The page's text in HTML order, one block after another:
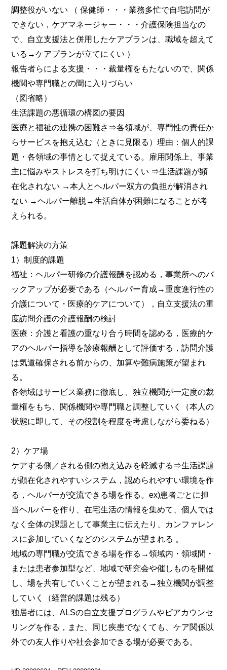
調整役がいない （ 保健師・・・業務多忙で自宅訪問が
できない，ケアマネージャー・・・介護保険担当なの
で、自立支援法と併用したケアプランは、職域を超えて
いる→ケアプランが立てにくい ）
報告者らによる支援・・・裁量権をもたないので、関係
機関や専門職との間に入りづらい
（図省略）
生活課題の悪循環の構図の要因
医療と福祉の連携の困難さ⇒各領域が、専門性の責任か
らサービスを抱え込む（ときに見限る）理由：個人的課
題・各領域の事情として捉えている。雇用関係上、事業
主に悩みやストレスを打ち明けにくい ⇒生活課題が顕
在化されない →本人とヘルパー双方の負担が解消され
ない →ヘルパー離脱→生活自体が困難になることが考
えられる。
課題解決の方策
1）制度的課題
福祉：ヘルパー研修の介護報酬を認める，事業所へのバ
ックアップが必要である（ヘルパー育成→重度進行性の
介護について・医療的ケアについて），自立支援法の重
度訪問介護の介護報酬の検討
医療：介護と看護の重なり合う時間を認める，医療的ケ
アのヘルパー指導を診療報酬として評価する，訪問介護
は気道確保される前からの、加算や難病施策が望まれ
る。
各領域はサービス業務に徹底し、独立機関が一定度の裁
量権をもち、関係機関や専門職と調整していく（本人の
状態に即して、その役割を程度を考慮しながら委ねる）
2）ケア場
ケアする側／される側の抱え込みを軽減する⇒生活課題
が顕在化されやすいシステム，認められやすい環境を作
る，ヘルパーが交流できる場を作る。ex)患者ごとに担
当ヘルパーを作り、在宅生活の情報を集めて、個人では
なく全体の課題として事業主に伝えたり、カンファレン
スに参加していくなどのシステムが望まれる 。
地域の専門職が交流できる場を作る→領域内・領域間・
または患者参加型など、地域で研究会や催しものを開催
し、場を共有していくことが望まれる→独立機関が調整
していく（経営的課題は残る）
独居者には、ALSの自立支援プログラムやピアカウンセ
リングを作る，また、同じ疾患でなくても、ケア関係以
外での友人作りや社会参加できる場が必要である。